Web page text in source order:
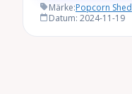
Märke:Popcorn Shed
Datum: 2024-11-19